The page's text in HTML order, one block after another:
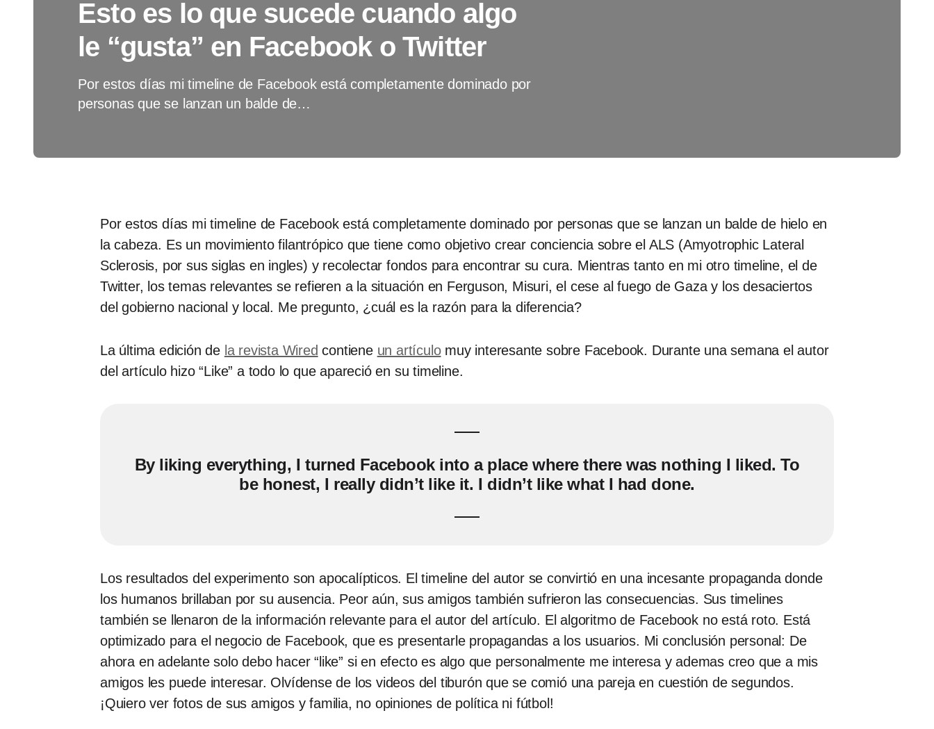
Esto es lo que sucede cuando algo
le “gusta” en Facebook o Twitter
Por estos días mi timeline de Facebook está completamente dominado por
personas que se lanzan un balde de…
Por estos días mi timeline de Facebook está completamente dominado por personas que se lanzan un balde de hielo en
la cabeza. Es un movimiento filantrópico que tiene como objetivo crear conciencia sobre el ALS (Amyotrophic Lateral
Sclerosis, por sus siglas en ingles) y recolectar fondos para encontrar su cura. Mientras tanto en mi otro timeline, el de
Twitter, los temas relevantes se refieren a la situación en Ferguson, Misuri, el cese al fuego de Gaza y los desaciertos
del gobierno nacional y local. Me pregunto, ¿cuál es la razón para la diferencia?
La última edición de la revista Wired contiene un artículomuy interesante sobre Facebook. Durante una semana el autor
del artículo hizo “Like” a todo lo que apareció en su timeline.
By liking everything, I turned Facebook into a place where there was nothing I liked. To
be honest, I really didn’t like it. I didn’t like what I had done.
Los resultados del experimento son apocalípticos. El timeline del autor se convirtió en una incesante propaganda donde
los humanos brillaban por su ausencia. Peor aún, sus amigos también sufrieron las consecuencias. Sus timelines
también se llenaron de la información relevante para el autor del artículo. El algoritmo de Facebook no está roto. Está
optimizado para el negocio de Facebook, que es presentarle propagandas a los usuarios. Mi conclusión personal: De
ahora en adelante solo debo hacer “like” si en efecto es algo que personalmente me interesa y ademas creo que a mis
amigos les puede interesar. Olvídense de los videos del tiburón que se comió una pareja en cuestión de segundos.
¡Quiero ver fotos de sus amigos y familia, no opiniones de política ni fútbol!